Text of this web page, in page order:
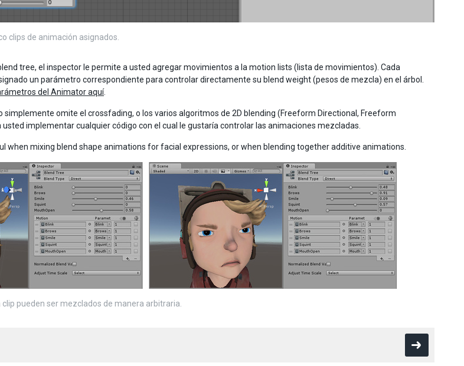
clips de animación asignados.
tree, el inspector le permite a usted agregar movimientos a la motion lists (lista de movimientos). Cada
un parámetro correspondiente para controlar directamente su blend weight (pesos de mezcla) en el árbol.
del Animator aquí.
simplemente omite el crossfading, o los varios algoritmos de 2D blending (Freeform Directional, Freeform
implementar cualquier código con el cual le gustaría controlar las animaciones mezcladas.
when mixing blend shape animations for facial expressions, or when blending together additive animations.
clip pueden ser mezclados de manera arbitraria.